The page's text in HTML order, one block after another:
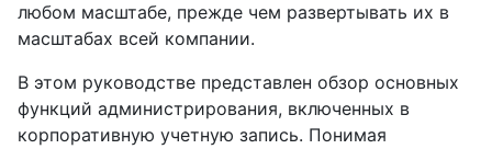
любом масштабе, прежде чем развертывать их в
масштабах всей компании.
В этом руководстве представлен обзор основных
функций администрирования, включенных в
корпоративную учетную запись. Понимая